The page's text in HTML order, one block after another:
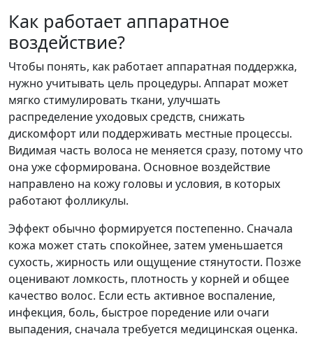
Как работает аппаратное
воздействие?
Чтобы понять, как работает аппаратная поддержка,
нужно учитывать цель процедуры. Аппарат может
мягко стимулировать ткани, улучшать
распределение уходовых средств, снижать
дискомфорт или поддерживать местные процессы.
Видимая часть волоса не меняется сразу, потому что
она уже сформирована. Основное воздействие
направлено на кожу головы и условия, в которых
работают фолликулы.
Эффект обычно формируется постепенно. Сначала
кожа может стать спокойнее, затем уменьшается
сухость, жирность или ощущение стянутости. Позже
оценивают ломкость, плотность у корней и общее
качество волос. Если есть активное воспаление,
инфекция, боль, быстрое поредение или очаги
выпадения, сначала требуется медицинская оценка.